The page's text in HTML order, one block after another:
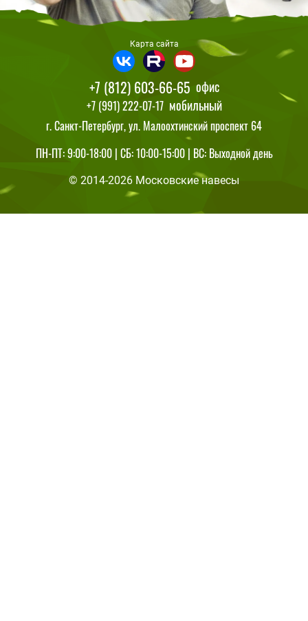
ПН-ПТ: 9:00-18:00 | СБ: 10:00-15:00 | ВС: Выходной день
© 2014-2026 Московские навесы
+7 (812) 603-66-65 офис
+7 (991) 222-07-17 мобильный
г. Санкт-Петербург, ул. Малоохтинский проспект 64
Карта сайта